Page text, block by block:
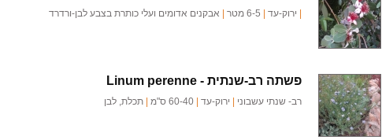
ירוק-עד אבקנים אדומים ועלי כותרת בצבע לבן-ורדרד
פשתה רב-שנתית -Linum perenne
רב- שנתי עשבוני ירוק-עד 60-40 ס"מ תכלת, לבן